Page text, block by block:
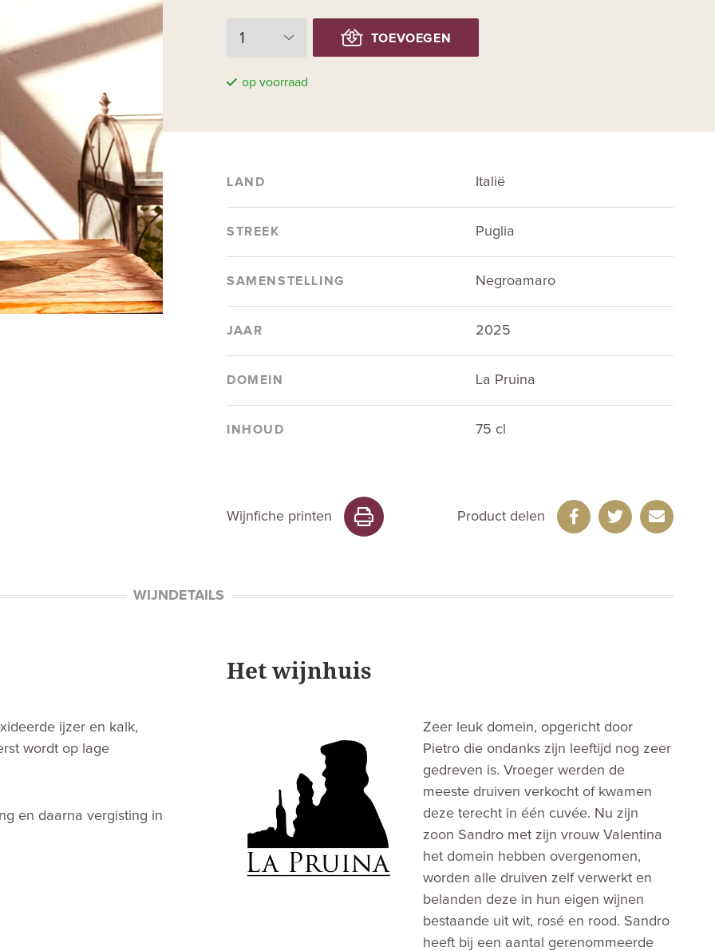
TOEVOEGEN
op voorraad
LAND Italië
STREEK Puglia
SAMENSTELLING Negroamaro
JAAR 2025
DOMEIN La Pruina
INHOUD 75 cl
Wijnfiche printen Product delen
WIJNDETAILS
ijzer en kalk,
wordt op lage
en daarna vergisting in
Het wijnhuis
Zeer leuk domein, opgericht door
Pietro die ondanks zijn leeftijd nog zeer
gedreven is. Vroeger werden de
meeste druiven verkocht of kwamen
deze terecht in één cuvée. Nu zijn
zoon Sandro met zijn vrouw Valentina
het domein hebben overgenomen,
worden alle druiven zelf verwerkt en
belanden deze in hun eigen wijnen
bestaande uit wit, rosé en rood. Sandro
heeft bij een aantal gerenommeerde